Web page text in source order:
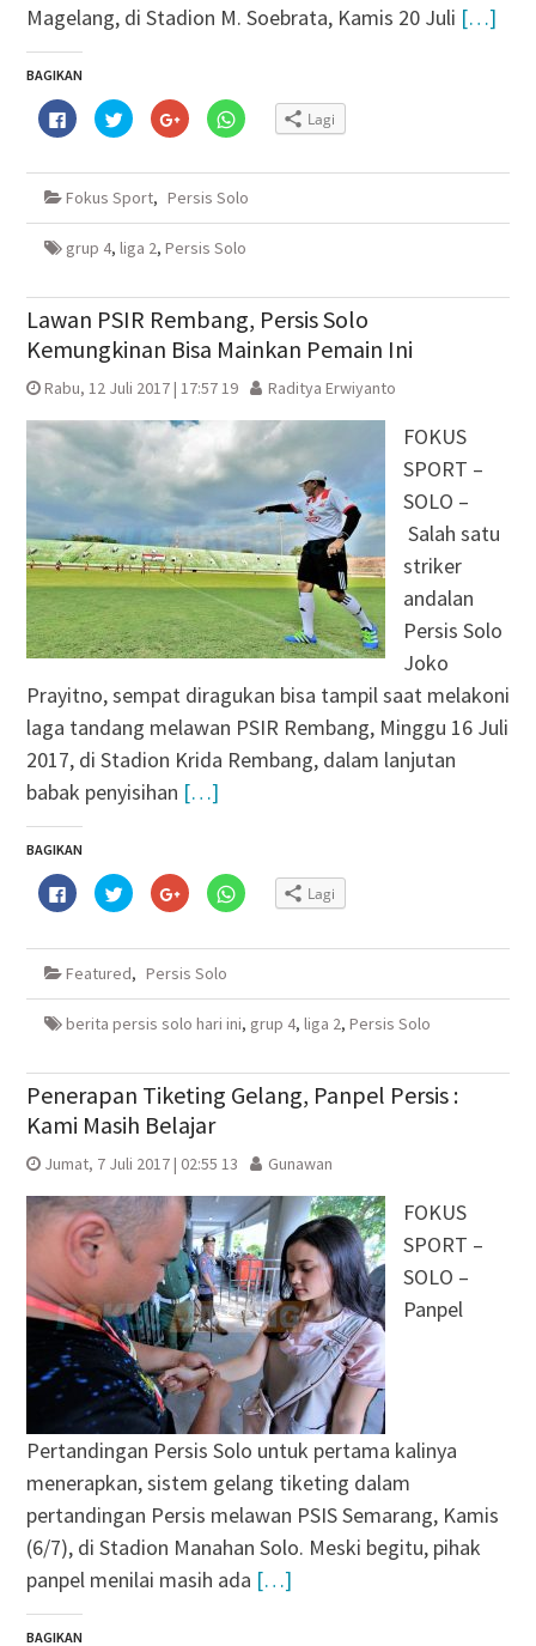
Magelang, di Stadion M. Soebrata, Kamis 20 Juli […]
BAGIKAN
Klik
untuk
membagikan
Facebook(Membuka
jendela
baru)
Klik
untuk
berbagi
Twitter(Membuka
jendela
baru)
Klik
untuk
berbagi
Google+
di
yang
baru)
Klik
untuk
WhatsApp(Membuka
jendela
baru)
Lagi
Fokus Sport, Persis Solo
grup 4, liga 2, Persis Solo
Lawan PSIR Rembang, Persis Solo
Kemungkinan Bisa Mainkan Pemain Ini
Rabu, 12 Juli 2017 | 17:57 19 Raditya Erwiyanto
FOKUS
SPORT –
SOLO –
Salah satu
striker
andalan
Persis Solo
Joko
Prayitno, sempat diragukan bisa tampil saat melakoni
laga tandang melawan PSIR Rembang, Minggu 16 Juli
2017, di Stadion Krida Rembang, dalam lanjutan
babak penyisihan […]
BAGIKAN
Klik
untuk
membagikan
Facebook(Membuka
jendela
baru)
Klik
untuk
berbagi
Twitter(Membuka
jendela
baru)
Klik
untuk
berbagi
Google+
di
yang
baru)
Klik
untuk
WhatsApp(Membuka
baru)
Lagi
Featured, Persis Solo
berita persis solo hari ini, grup 4, liga 2, Persis Solo
Penerapan Tiketing Gelang, Panpel Persis :
Kami Masih Belajar
Jumat, 7 Juli 2017 | 02:55 13 Gunawan
FOKUS
SPORT –
SOLO –
Panpel
Pertandingan Persis Solo untuk pertama kalinya
menerapkan, sistem gelang tiketing dalam
pertandingan Persis melawan PSIS Semarang, Kamis
(6/7), di Stadion Manahan Solo. Meski begitu, pihak
panpel menilai masih ada […]
BAGIKAN